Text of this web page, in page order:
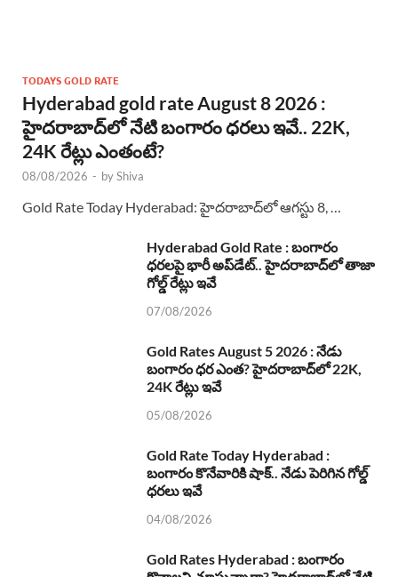
TODAYS GOLD RATE
Hyderabad gold rate August 8 2026 :
హైదరాబాద్‌లో నేటి బంగారం ధరలు ఇవే.. 22K,
24K రేట్లు ఎంతంటే?
08/08/2026 - byShiva
Gold Rate Today Hyderabad: హైదరాబాద్‌లో ఆగస్టు 8, …
Hyderabad Gold Rate : బంగారం
ధరలపై భారీ అప్‌డేట్.. హైదరాబాద్‌లో తాజా
గోల్డ్ రేట్లు ఇవే
07/08/2026
Gold Rates August 5 2026 : నేడు
బంగారం ధర ఎంత? హైదరాబాద్‌లో 22K,
24K రేట్లు ఇవే
05/08/2026
Gold Rate Today Hyderabad :
బంగారం కొనేవారికి షాక్.. నేడు పెరిగిన గోల్డ్
ధరలు ఇవే
04/08/2026
Gold Rates Hyderabad : బంగారం